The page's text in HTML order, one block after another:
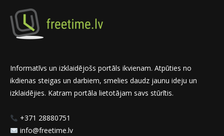
Informatīvs un izklaidējošs portāls ikvienam. Atpūties no
ikdienas steigas un darbiem, smelies daudz jaunu ideju un
izklaidējies. Katram portāla lietotājam savs stūrītis.
+371 28880751
info@freetime.lv